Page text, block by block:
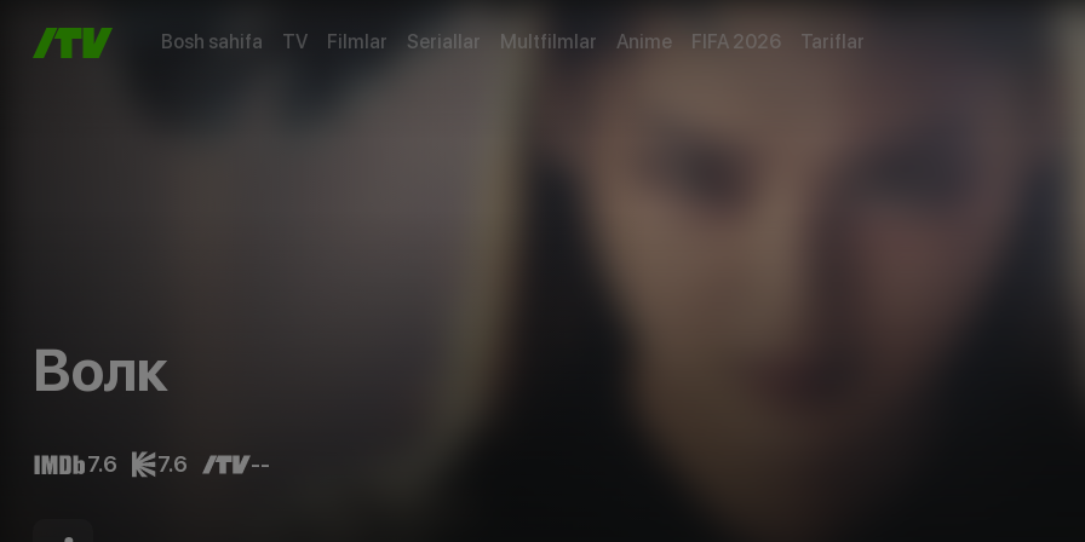
Bosh sahifa TV Filmlar Seriallar Multfilmlar Anime FIFA 2026 Tariflar
Волк
7.6 7.6 --